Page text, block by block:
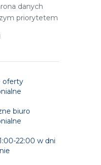
danych
priorytetem
oferty
biuro
22:00 w dni